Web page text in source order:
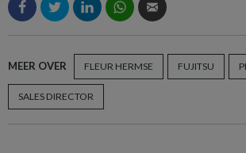
MEER OVER FLEUR HERMSE FUJITSU
SALES DIRECTOR